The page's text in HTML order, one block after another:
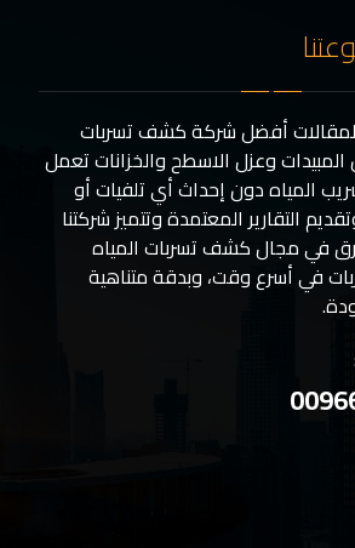
أفضل شركة كشف تسربات
المبيدات وعزل الاسطح والخزانات تعمل
المياه دون إحداث أي تلفيات أو
التقارير المعتمدة وتتميز شركتنا
في مجال كشف تسربات المياه
في أسرع وقت، وبدقة متناهية